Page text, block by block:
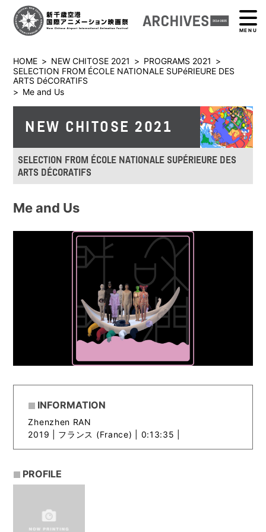
MENU
HOME > NEW CHITOSE 2021 > PROGRAMS 2021 >
SELECTION FROM ÉCOLE NATIONALE SUPéRIEURE DES
ARTS DéCORATIFS
> Me and Us
NEW CHITOSE 2021
SELECTION FROM ÉCOLE NATIONALE SUPÉRIEURE DES
ARTS DÉCORATIFS
Me and Us
INFORMATION
Zhenzhen RAN
2019 | フランス (France) | 0:13:35 |
PROFILE